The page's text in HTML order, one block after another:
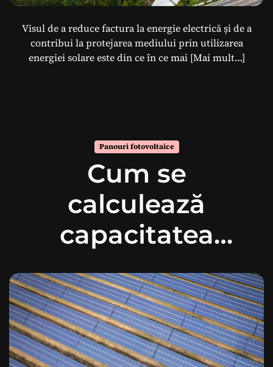
Visul de a reduce factura la energie electrică și de a
contribui la protejarea mediului prin utilizarea
energiei solare este din ce în ce mai [Mai mult…]
Panouri fotovoltaice
Cum se
calculează
capacitatea
necesară a unui
sistem solar?